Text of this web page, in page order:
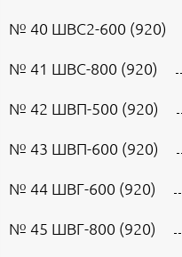
№ 40 ШВС2-600 (920)
№ 41 ШВС-800 (920)
№ 42 ШВП-500 (920)
№ 43 ШВП-600 (920)
№ 44 ШВГ-600 (920)
№ 45 ШВГ-800 (920)